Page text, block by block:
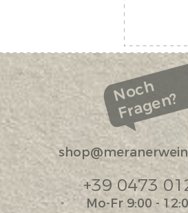
Noch
Fragen?
+39 0473
Mo-Fr 9:00 -